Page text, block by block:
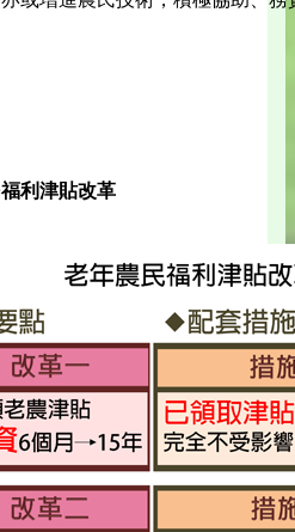
利津貼改革